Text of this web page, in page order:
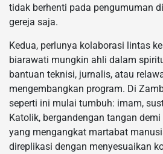
tidak berhenti pada pengumuman
gereja saja.
Kedua, perlunya kolaborasi lintas
biarawati mungkin ahli dalam
bantuan teknisi, jurnalis, atau
mengembangkan program. Di
seperti ini mulai tumbuh: imam,
Katolik, bergandengan tangan
yang mengangkat martabat
direplikasi dengan menyesuaikan